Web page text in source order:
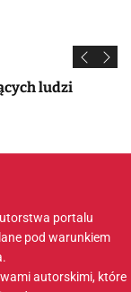
ludzi
portalu
pod warunkiem
autorskimi, które